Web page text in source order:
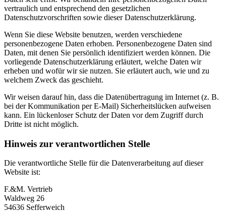
vertraulich und entsprechend den gesetzlichen
Datenschutzvorschriften sowie dieser Datenschutzerklärung.
Wenn Sie diese Website benutzen, werden verschiedene
personenbezogene Daten erhoben. Personenbezogene Daten sind
Daten, mit denen Sie persönlich identifiziert werden können. Die
vorliegende Datenschutzerklärung erläutert, welche Daten wir
erheben und wofür wir sie nutzen. Sie erläutert auch, wie und zu
welchem Zweck das geschieht.
Wir weisen darauf hin, dass die Datenübertragung im Internet (z. B.
bei der Kommunikation per E-Mail) Sicherheitslücken aufweisen
kann. Ein lückenloser Schutz der Daten vor dem Zugriff durch
Dritte ist nicht möglich.
Hinweis zur verantwortlichen Stelle
Die verantwortliche Stelle für die Datenverarbeitung auf dieser
Website ist:
F.&M. Vertrieb
Waldweg 26
54636 Sefferweich